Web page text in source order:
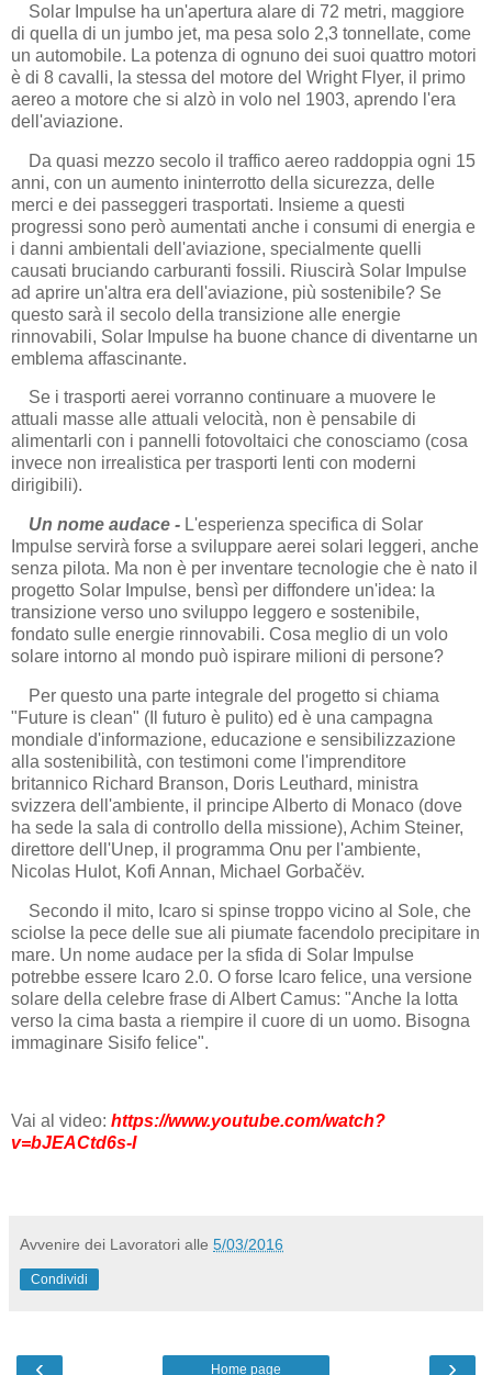
Solar Impulse ha un'apertura alare di 72 metri, maggiore
di quella di un jumbo jet, ma pesa solo 2,3 tonnellate, come
un automobile. La potenza di ognuno dei suoi quattro motori
è di 8 cavalli, la stessa del motore del Wright Flyer, il primo
aereo a motore che si alzò in volo nel 1903, aprendo l'era
dell'aviazione.
Da quasi mezzo secolo il traffico aereo raddoppia ogni 15
anni, con un aumento ininterrotto della sicurezza, delle
merci e dei passeggeri trasportati. Insieme a questi
progressi sono però aumentati anche i consumi di energia e
i danni ambientali dell'aviazione, specialmente quelli
causati bruciando carburanti fossili. Riuscirà Solar Impulse
ad aprire un'altra era dell'aviazione, più sostenibile? Se
questo sarà il secolo della transizione alle energie
rinnovabili, Solar Impulse ha buone chance di diventarne un
emblema affascinante.
Se i trasporti aerei vorranno continuare a muovere le
attuali masse alle attuali velocità, non è pensabile di
alimentarli con i pannelli fotovoltaici che conosciamo (cosa
invece non irrealistica per trasporti lenti con moderni
dirigibili).
Un nome audace - L'esperienza specifica di Solar
Impulse servirà forse a sviluppare aerei solari leggeri, anche
senza pilota. Ma non è per inventare tecnologie che è nato il
progetto Solar Impulse, bensì per diffondere un'idea: la
transizione verso uno sviluppo leggero e sostenibile,
fondato sulle energie rinnovabili. Cosa meglio di un volo
solare intorno al mondo può ispirare milioni di persone?
Per questo una parte integrale del progetto si chiama
"Future is clean" (Il futuro è pulito) ed è una campagna
mondiale d'informazione, educazione e sensibilizzazione
alla sostenibilità, con testimoni come l'imprenditore
britannico Richard Branson, Doris Leuthard, ministra
svizzera dell'ambiente, il principe Alberto di Monaco (dove
ha sede la sala di controllo della missione), Achim Steiner,
direttore dell'Unep, il programma Onu per l'ambiente,
Nicolas Hulot, Kofi Annan, Michael Gorbačëv.
Secondo il mito, Icaro si spinse troppo vicino al Sole, che
sciolse la pece delle sue ali piumate facendolo precipitare in
mare. Un nome audace per la sfida di Solar Impulse
potrebbe essere Icaro 2.0. O forse Icaro felice, una versione
solare della celebre frase di Albert Camus: "Anche la lotta
verso la cima basta a riempire il cuore di un uomo. Bisogna
immaginare Sisifo felice".
Vai al video: https://www.youtube.com/watch?
v=bJEACtd6s-I
Avvenire dei Lavoratori alle 5/03/2016
Condividi
‹ ›
Home page